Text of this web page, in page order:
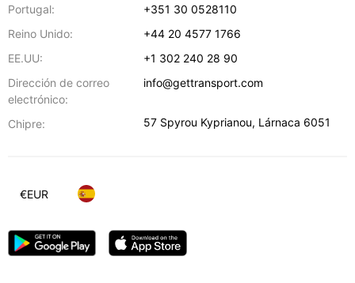
Portugal:
+351 30 0528110
Reino Unido:
+44 20 4577 1766
EE.UU:
+1 302 240 28 90
Dirección de correo
electrónico:
info@gettransport.com
Chipre: 57 Spyrou Kyprianou, Lárnaca 6051
€EUR